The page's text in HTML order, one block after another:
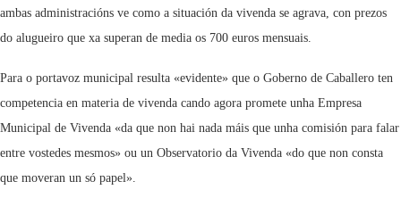
ambas administracións ve como a situación da vivenda se agrava, con prezos
do alugueiro que xa superan de media os 700 euros mensuais.
Para o portavoz municipal resulta «evidente» que o Goberno de Caballero ten
competencia en materia de vivenda cando agora promete unha Empresa
Municipal de Vivenda «da que non hai nada máis que unha comisión para falar
entre vostedes mesmos» ou un Observatorio da Vivenda «do que non consta
que moveran un só papel».